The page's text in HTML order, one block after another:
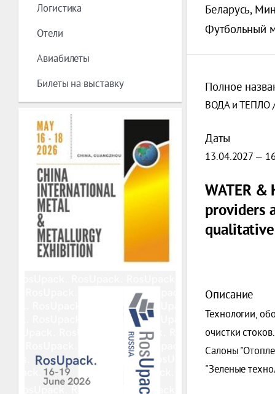
Логистика
Отели
Авиабилеты
Билеты на выставку
Беларусь,
Футбольный
Полное
ВОДА и ТЕПЛО /
Даты
13.04.2027 —
WATER &
providers
Описание
Технологии,
очистки
Салоны
"Зеленые